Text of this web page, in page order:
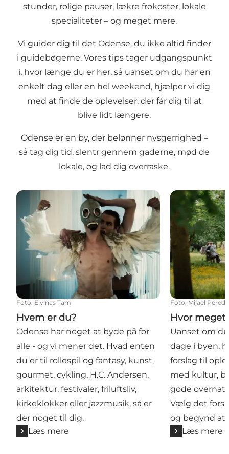
stunder, rolige pauser, lækre frokoster, lokale
specialiteter – og meget mere.
Vi guider dig til det Odense, du ikke altid finder
i guidebøgerne. Vores tips tager udgangspunkt
i, hvor længe du er her, så uanset om du har en
enkelt dag eller en hel weekend, hjælper vi dig
med at finde de oplevelser, der får dig til at
blive lidt længere.
Odense er en by, der belønner nysgerrighed –
så tag dig tid, slentr gennem gaderne, mød de
lokale, og lad dig overraske.
Hvem er du?
Foto: Elvinas Tam
Hvem er du?
Odense har noget at byde på for
alle - og vi mener det. Hvad enten
du er til rollespil og fantasy, kunst,
gourmet, cykling, H.C. Andersen,
arkitektur, festivaler, friluftsliv,
kirkeklokker eller jazzmusik, så er
der noget til dig.
Læs mere
Hvor meget
Foto: Mijael
Hvor meget
Uanset om
dage i byen,
forslag til
med kultur,
gode
Vælg det
og begynd at
Læs mere